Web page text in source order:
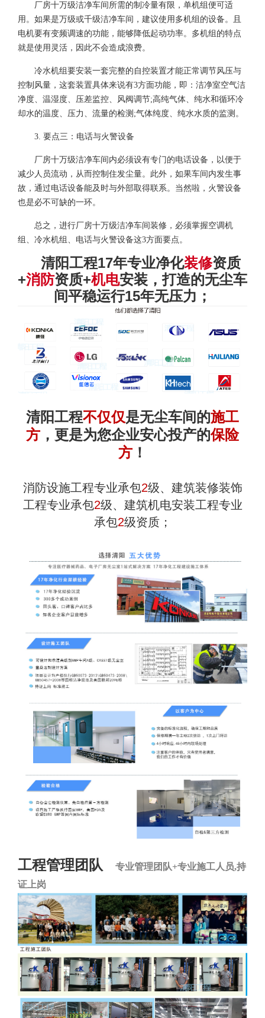
厂房十万级洁净车间所需的制冷量有限，单机组便可适
用。如果是万级或千级洁净车间，建议使用多机组的设备。且
电机要有变频调速的功能，能够降低起动功率。多机组的特点
就是使用灵活，因此不会造成浪费。
冷水机组要安装一套完整的自控装置才能正常调节风压与
控制风量，这套装置具体来说有3方面功能，即：洁净室空气洁
净度、温湿度、压差监控、风阀调节;高纯气体、纯水和循环冷
却水的温度、压力、流量的检测;气体纯度、纯水水质的监测。
3. 要点三：电话与火警设备
厂房十万级洁净车间内必须设有专门的电话设备，以便于
减少人员流动，从而控制住发尘量。此外，如果车间内发生事
故，通过电话设备能及时与外部取得联系。当然啦，火警设备
也是必不可缺的一环。
总之，进行厂房十万级洁净车间装修，必须掌握空调机
组、冷水机组、电话与火警设备这3方面要点。
清阳工程17年专业净化装修资质
+消防资质+机电安装 ，打造的无尘车
间平稳运行15年无压力 ；
清阳工程不仅仅是无尘车间的施工
方 ，更是为您企业安心投产的保险
方 ！
消防设施工程专业承包2级、建筑装修装饰
工程专业承包2级、建筑机电安装工程专业
承包2级资质；
工程管理团队
专业管理团队+专业施工人员,持
证上岗